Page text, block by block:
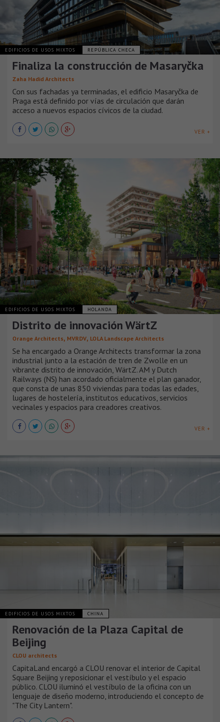
EDIFICIOS DE USOS MIXTOS REPÚBLICA CHECA
Finaliza la construcción de Masaryčka
Zaha Hadid Architects
Con sus fachadas ya terminadas, el edificio Masaryčka de
Praga está definido por vías de circulación que darán
acceso a nuevos espacios cívicos de la ciudad.
VER +
EDIFICIOS DE USOS MIXTOS HOLANDA
Distrito de innovación WärtZ
Orange Architects, MVRDV, LOLA Landscape Architects
Se ha encargado a Orange Architects transformar la zona
industrial junto a la estación de tren de Zwolle en un
vibrante distrito de innovación, WärtZ. AM y Dutch
Railways (NS) han acordado oficialmente el plan ganador,
que consta de unas 850 viviendas para todas las edades,
lugares de hostelería, institutos educativos, servicios
vecinales y espacios para creadores creativos.
VER +
EDIFICIOS DE USOS MIXTOS CHINA
Renovación de la Plaza Capital de
Beijing
CLOU architects
CapitaLand encargó a CLOU renovar el interior de Capital
Square Beijing y reposicionar el vestíbulo y el espacio
público. CLOU iluminó el vestíbulo de la oficina con un
lenguaje de diseño moderno, introduciendo el concepto de
"The City Lantern".